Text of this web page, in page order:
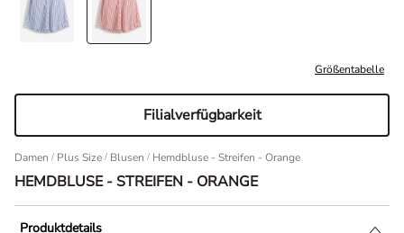
Größentabelle
Filialverfügbarkeit
Damen / Plus Size / Blusen Hemdbluse - Streifen - Orange
HEMDBLUSE - STREIFEN - ORANGE
Produktdetails